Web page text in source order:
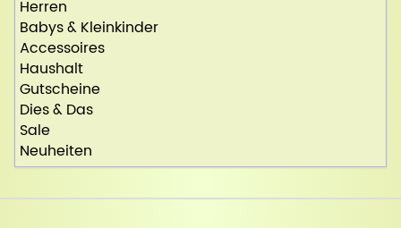
Herren
Babys & Kleinkinder
Accessoires
Haushalt
Gutscheine
Dies & Das
Sale
Neuheiten